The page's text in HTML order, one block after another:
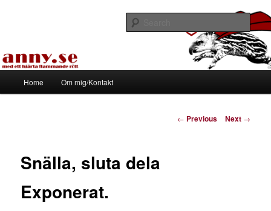
Tapirhen
Home Om mig/Kontakt
Post
← Previous Next →
Snälla, sluta dela
Exponerat.